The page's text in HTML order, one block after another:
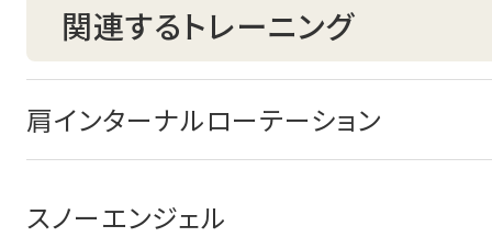
関連するトレーニング
肩インターナルローテーション
スノーエンジェル